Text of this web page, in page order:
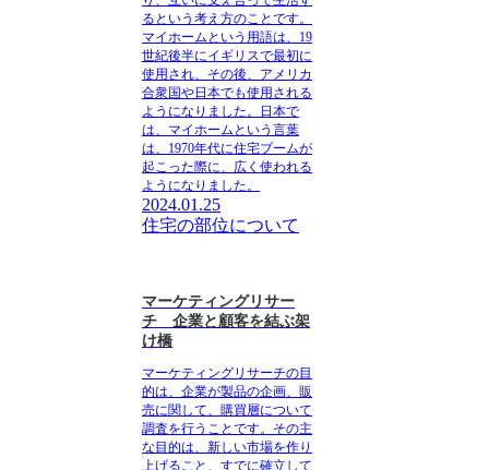
るという考え方のことです。
マイホームという用語は、19
世紀後半にイギリスで最初に
使用され、その後、アメリカ
合衆国や日本でも使用される
ようになりました。日本で
は、マイホームという言葉
は、1970年代に住宅ブームが
起こった際に、広く使われる
ようになりました。
2024.01.25
住宅の部位について
マーケティングリサー
チ 企業と顧客を結ぶ架
け橋
マーケティングリサーチの目
的は、企業が製品の企画、販
売に関して、購買層について
調査を行うことです。その主
な目的は、新しい市場を作り
上げること、すでに確立して